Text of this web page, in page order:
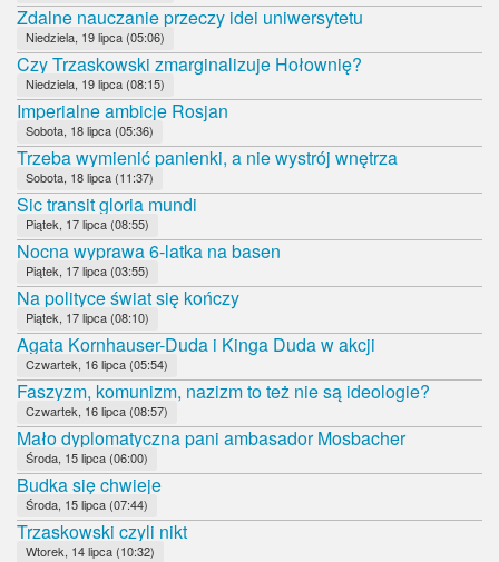
Zdalne nauczanie przeczy idei uniwersytetu
Niedziela, 19 lipca (05:06)
Czy Trzaskowski zmarginalizuje Hołownię?
Niedziela, 19 lipca (08:15)
Imperialne ambicje Rosjan
Sobota, 18 lipca (05:36)
Trzeba wymienić panienki, a nie wystrój wnętrza
Sobota, 18 lipca (11:37)
Sic transit gloria mundi
Piątek, 17 lipca (08:55)
Nocna wyprawa 6-latka na basen
Piątek, 17 lipca (03:55)
Na polityce świat się kończy
Piątek, 17 lipca (08:10)
Agata Kornhauser-Duda i Kinga Duda w akcji
Czwartek, 16 lipca (05:54)
Faszyzm, komunizm, nazizm to też nie są ideologie?
Czwartek, 16 lipca (08:57)
Mało dyplomatyczna pani ambasador Mosbacher
Środa, 15 lipca (06:00)
Budka się chwieje
Środa, 15 lipca (07:44)
Trzaskowski czyli nikt
Wtorek, 14 lipca (10:32)